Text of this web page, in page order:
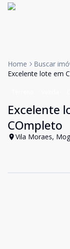
Home
Buscar
Excelente lote em
Excelente
COmpleto
Vila Moraes,